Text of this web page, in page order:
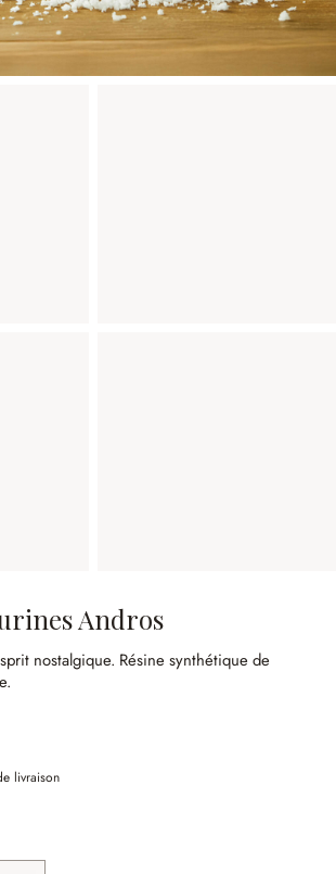
Andros
nostalgique. Résine synthétique de
livraison